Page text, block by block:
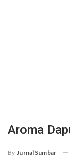
Aroma
By Jurnal Sumbar